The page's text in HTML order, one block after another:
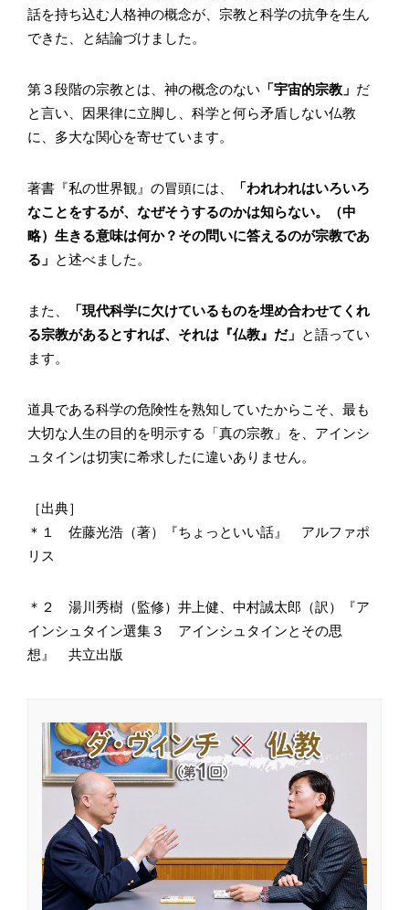
話を持ち込む人格神の概念が、宗教と科学の抗争を生ん
できた、と結論づけました。
第３段階の宗教とは、神の概念のない 「宇宙的宗教」 だ
と言い、因果律に立脚し、科学と何ら矛盾しない仏教
に、多大な関心を寄せています。
著書『私の世界観』の冒頭には、
「われわれはいろいろ
なことをするが、なぜそうするのかは知らない。（中
略）生きる意味は何か？その問いに答えるのが宗教であ
る」 と述べました。
また、
「現代科学に欠けているものを埋め合わせてくれ
る宗教があるとすれば、それは『仏教』だ」 と語ってい
ます。
道具である科学の危険性を熟知していたからこそ、最も
大切な人生の目的を明示する「真の宗教」を、アインシ
ュタインは切実に希求したに違いありません。
［出典］
＊１ 佐藤光浩（著）『ちょっといい話』 アルファポ
リス
＊２ 湯川秀樹（監修）井上健、中村誠太郎（訳）『ア
インシュタイン選集３ アインシュタインとその思
想』 共立出版